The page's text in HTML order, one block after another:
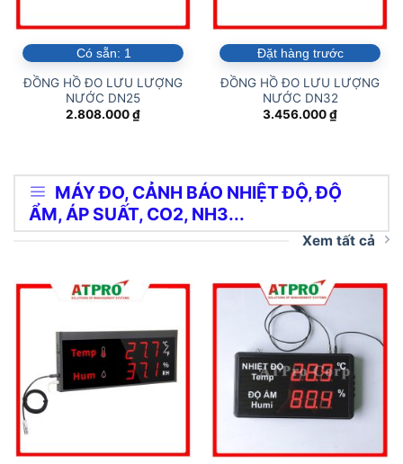
Có sẵn: 1
ĐỒNG HỒ ĐO LƯU LƯỢNG
NƯỚC DN25
2.808.000₫
Đặt hàng trước
ĐỒNG HỒ ĐO LƯU LƯỢNG
NƯỚC DN32
3.456.000₫
MÁY ĐO, CẢNH BÁO NHIỆT ĐỘ, ĐỘ
ẨM, ÁP SUẤT, CO2, NH3...
Xem tất cả